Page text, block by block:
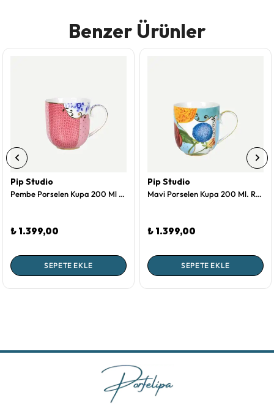
Benzer Ürünler
Pip Studio
Pembe Porselen Kupa 200 Ml Royal Collection by Pip Studio
₺ 1.399,00
SEPETE EKLE
Pip Studio
Mavi Porselen Kupa 200 Ml. Royal Collection by Pip Studio
₺ 1.399,00
SEPETE EKLE